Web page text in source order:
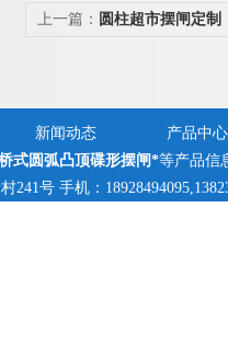
上一篇： 圆柱超市摆闸定制
新闻动态
产品中心
式圆弧凸顶碟形摆闸*等产品信
241号 手机：